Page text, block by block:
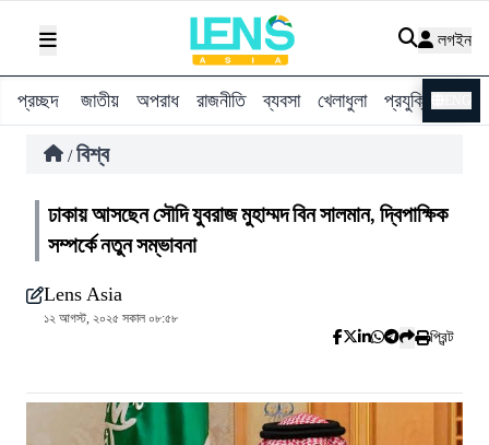
লগইন
প্রচ্ছদ জাতীয় অপরাধ রাজনীতি ব্যবসা খেলাধুলা প্রযুক্তি
/ বিশ্ব
ঢাকায় আসছেন সৌদি যুবরাজ মুহাম্মদ বিন সালমান, দ্বিপাক্ষিক
সম্পর্কে নতুন সম্ভাবনা
Lens Asia
১২ আগস্ট, ২০২৫ সকাল ০৮:৫৮
প্রিন্ট